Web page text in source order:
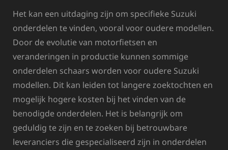
Het kan een uitdaging zijn om specifieke Suzuki
onderdelen te vinden, vooral voor oudere modellen.
Door de evolutie van motorfietsen en
veranderingen in productie kunnen sommige
onderdelen schaars worden voor oudere Suzuki
modellen. Dit kan leiden tot langere zoektochten en
mogelijk hogere kosten bij het vinden van de
benodigde onderdelen. Het is belangrijk om
geduldig te zijn en te zoeken bij betrouwbare
leveranciers die gespecialiseerd zijn in onderdelen